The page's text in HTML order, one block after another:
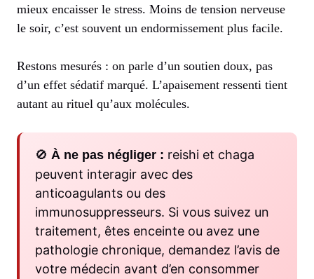
mieux encaisser le stress. Moins de tension nerveuse
le soir, c’est souvent un endormissement plus facile.
Restons mesurés : on parle d’un soutien doux, pas
d’un effet sédatif marqué. L’apaisement ressenti tient
autant au rituel qu’aux molécules.
🚫 À ne pas négliger : reishi et chaga
peuvent interagir avec des
anticoagulants ou des
immunosuppresseurs. Si vous suivez un
traitement, êtes enceinte ou avez une
pathologie chronique, demandez l’avis de
votre médecin avant d’en consommer